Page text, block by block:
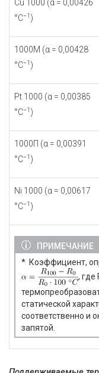
Cu 1000 (α = 0,00426
°С−1 )
1000М (α = 0,00428
°С−1 )
Pt 1000 (α = 0,00385
°С−1 )
1000П (α = 0,00391
°С−1 )
Ni 1000 (α = 0,00617
°С−1 )
ПРИМЕЧАНИЕ
* Коэффициент,
, где
статической
соответственно и
запятой.